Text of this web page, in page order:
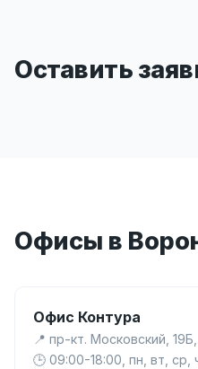
Оставить
Офисы в
Офис Контура
📍 пр-кт. Московский,
🕒 09:00-18:00, пн, вт, ср,